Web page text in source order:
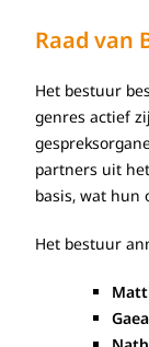
Raad van
Het bestuur
genres actief
partners uit
basis, wat hun
Het bestuur